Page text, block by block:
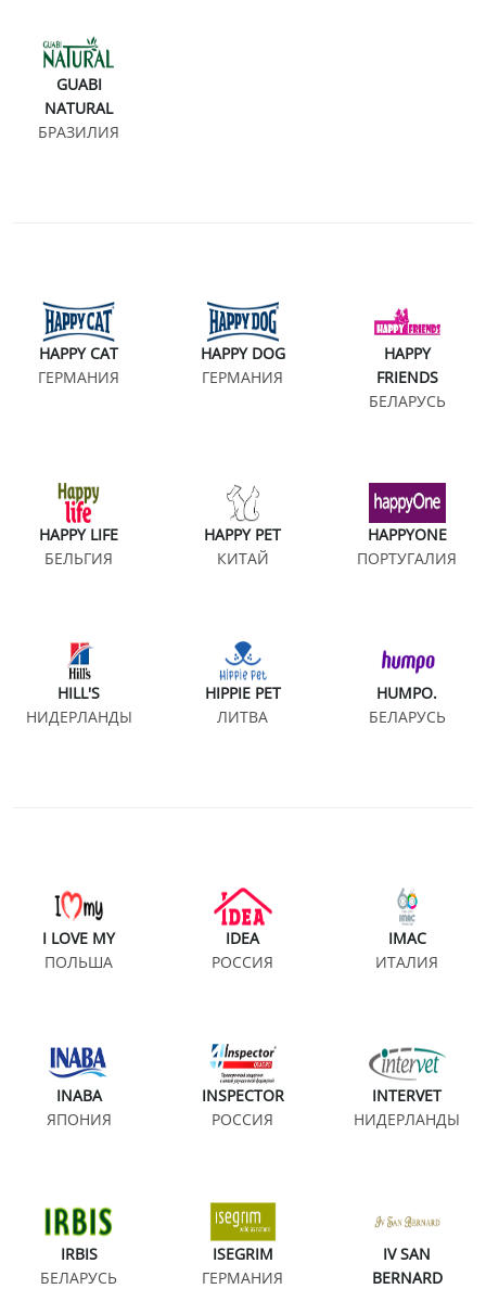
GUABI
NATURAL
БРАЗИЛИЯ
HAPPY CAT
ГЕРМАНИЯ
HAPPY DOG
ГЕРМАНИЯ
HAPPY
FRIENDS
БЕЛАРУСЬ
HAPPY LIFE
БЕЛЬГИЯ
HAPPY PET
КИТАЙ
HAPPYONE
ПОРТУГАЛИЯ
HILL'S
НИДЕРЛАНДЫ
HIPPIE PET
ЛИТВА
HUMPO.
БЕЛАРУСЬ
I LOVE MY
ПОЛЬША
IDEA
РОССИЯ
IMAC
ИТАЛИЯ
INABA
ЯПОНИЯ
INSPECTOR
РОССИЯ
INTERVET
НИДЕРЛАНДЫ
IRBIS
БЕЛАРУСЬ
ISEGRIM
ГЕРМАНИЯ
IV SAN
BERNARD